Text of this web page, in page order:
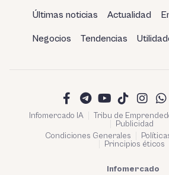
Últimas noticias Actualidad
Negocios Tendencias
Infomercado IA Tribu de
Publicidad
Condiciones Generales
Principios éticos
Infomercado